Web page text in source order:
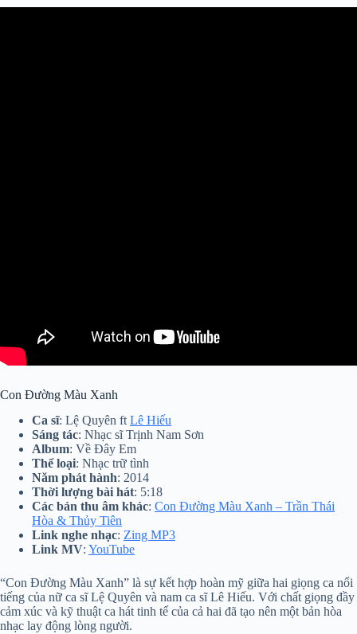
Con Đường Màu Xanh
Ca sĩ: Lệ Quyên ft Lê Hiếu
Sáng tác: Nhạc sĩ Trịnh Nam Sơn
Album: Về Đây Em
Thể loại: Nhạc trữ tình
Năm phát hành: 2014
Thời lượng bài hát: 5:18
Các bản thu âm khác: Con Đường Màu Xanh – Trần Thái
Hòa & Thủy Tiên
Link nghe nhạc: Zing MP3
Link MV: YouTube
“Con Đường Màu Xanh” là sự kết hợp hoàn mỹ giữa hai giọng ca nổi
tiếng của nữ ca sĩ Lệ Quyên và nam ca sĩ Lê Hiếu. Với chất giọng đầy
cảm xúc và kỹ thuật ca hát tinh tế của cả hai đã tạo nên một bản hòa
nhạc lay động lòng người.